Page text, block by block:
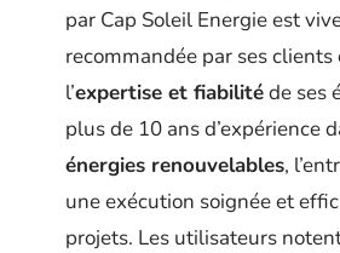
par Cap Soleil Energie est
recommandée par ses clients
l’expertise et fiabilitéde ses
plus de 10 ans d’expérience
énergies renouvelables,
une exécution soignée et
projets. Les utilisateurs